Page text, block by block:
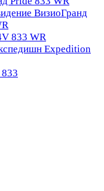
ВизиоГранд
833 WR
Expedition